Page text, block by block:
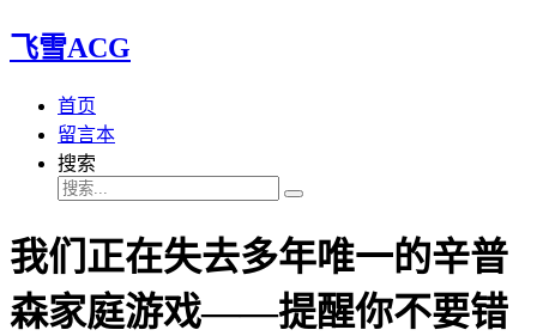
飞雪ACG
首页
留言本
搜索
我们正在失去多年唯一的辛普
森家庭游戏——提醒你不要错